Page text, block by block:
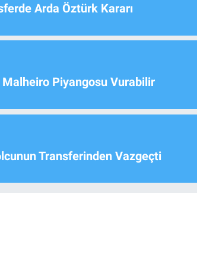
Arda Öztürk Kararı
Piyangosu Vurabilir
Transferinden Vazgeçti